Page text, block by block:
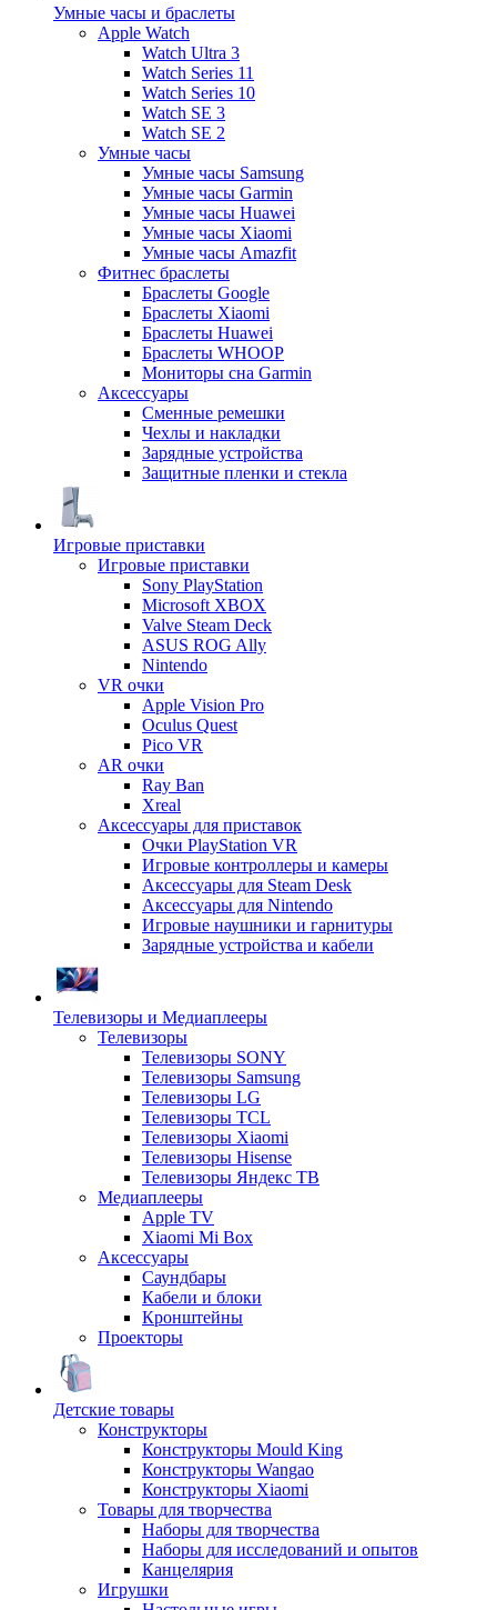
Умные часы и браслеты
Apple Watch
Watch Ultra 3
Watch Series 11
Watch Series 10
Watch SE 3
Watch SE 2
Умные часы
Умные часы Samsung
Умные часы Garmin
Умные часы Huawei
Умные часы Xiaomi
Умные часы Amazfit
Фитнес браслеты
Браслеты Google
Браслеты Xiaomi
Браслеты Huawei
Браслеты WHOOP
Мониторы сна Garmin
Аксессуары
Сменные ремешки
Чехлы и накладки
Зарядные устройства
Защитные пленки и стекла
Игровые приставки
Игровые приставки
Sony PlayStation
Microsoft XBOX
Valve Steam Deck
ASUS ROG Ally
Nintendo
VR очки
Apple Vision Pro
Oculus Quest
Pico VR
AR очки
Ray Ban
Xreal
Аксессуары для приставок
Очки PlayStation VR
Игровые контроллеры и камеры
Аксессуары для Steam Desk
Аксессуары для Nintendo
Игровые наушники и гарнитуры
Зарядные устройства и кабели
Телевизоры и Медиаплееры
Телевизоры
Телевизоры SONY
Телевизоры Samsung
Телевизоры LG
Телевизоры TCL
Телевизоры Xiaomi
Телевизоры Hisense
Телевизоры Яндекс ТВ
Медиаплееры
Apple TV
Xiaomi Mi Box
Аксессуары
Саундбары
Кабели и блоки
Кронштейны
Проекторы
Детские товары
Конструкторы
Конструкторы Mould King
Конструкторы Wangao
Конструкторы Xiaomi
Товары для творчества
Наборы для творчества
Наборы для исследований и опытов
Канцелярия
Игрушки